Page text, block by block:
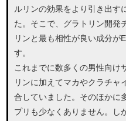
ルリンの効果をより引き出す
た。そこで、グラトリン開発
リンと最も相性が良い成分が
す。
これまでに数多くの男性向け
リンに加えてマカやクラチャ
合していました。そのほかに
プリも少なくありません。し